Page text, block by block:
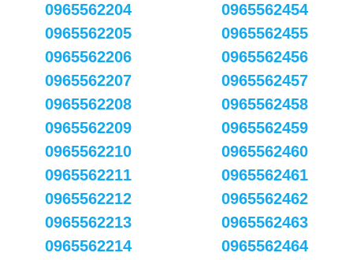
0965562204
0965562205
0965562206
0965562207
0965562208
0965562209
0965562210
0965562211
0965562212
0965562213
0965562214
0965562454
0965562455
0965562456
0965562457
0965562458
0965562459
0965562460
0965562461
0965562462
0965562463
0965562464